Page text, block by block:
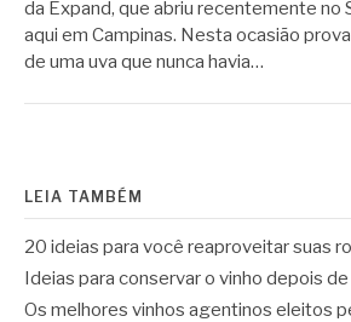
da Expand, que abriu recentemente no
aqui em Campinas. Nesta ocasião
de uma uva que nunca havia…
LEIA TAMBÉM
20 ideias para você reaproveitar suas
Ideias para conservar o vinho depois
Os melhores vinhos agentinos eleitos